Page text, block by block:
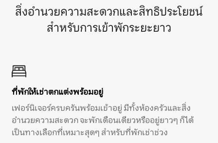
สิ่งอำนวยความสะดวกและสิทธิประโยชน์
สำหรับการเข้าพักระยะยาว
ที่พักให้เช่าตกแต่งพร้อมอยู่
เฟอร์นิเจอร์ครบครันพร้อมเข้าอยู่ มีทั้งห้องครัวและสิ่ง
อำนวยความสะดวก จะพักเดือนเดียวหรืออยู่ยาวๆ ก็ได้
เป็นทางเลือกที่เหมาะสุดๆ สำหรับที่พักเช่าช่วง